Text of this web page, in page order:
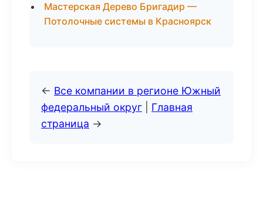
Мастерская Дерево Бригадир —
Потолочные системы в Красноярск
← Все компании в регионе Южный
федеральный округ
Главная
страница →